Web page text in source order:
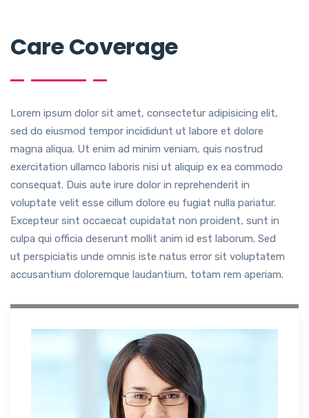
Care Coverage
Lorem ipsum dolor sit amet, consectetur adipisicing elit,
sed do eiusmod tempor incididunt ut labore et dolore
magna aliqua. Ut enim ad minim veniam, quis nostrud
exercitation ullamco laboris nisi ut aliquip ex ea commodo
consequat. Duis aute irure dolor in reprehenderit in
voluptate velit esse cillum dolore eu fugiat nulla pariatur.
Excepteur sint occaecat cupidatat non proident, sunt in
culpa qui officia deserunt mollit anim id est laborum. Sed
ut perspiciatis unde omnis iste natus error sit voluptatem
accusantium doloremque laudantium, totam rem aperiam.